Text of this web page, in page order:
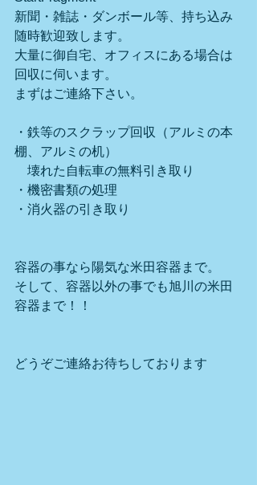
新聞・雑誌・ダンボール等、持ち込み
随時歓迎致します。
大量に御自宅、オフィスにある場合は
回収に伺います。
まずはご連絡下さい。
・鉄等のスクラップ回収（アルミの本
棚、アルミの机）
壊れた自転車の無料引き取り
・機密書類の処理
・消火器の引き取り
容器の事なら陽気な米田容器まで。
そして、容器以外の事でも旭川の米田
容器まで！！
どうぞご連絡お待ちしております